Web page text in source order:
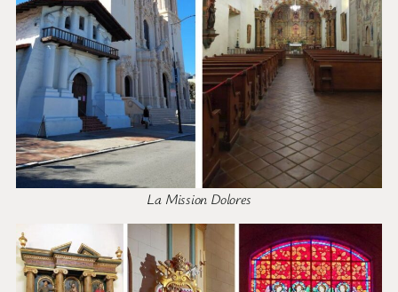
La Mission Dolores